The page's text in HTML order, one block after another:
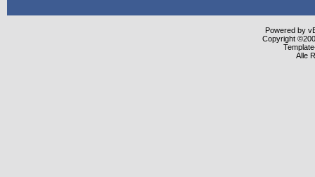
Powered by
Copyright
Alle